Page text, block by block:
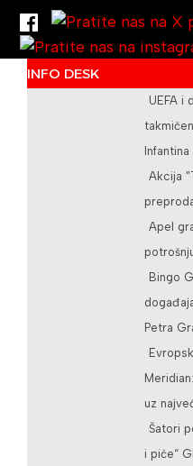
/
INFO DESK
UEFA i
Infantina
Akcija
Apel
Bingo
Petra
uz
Šatori
i piće“